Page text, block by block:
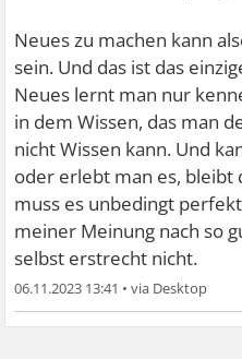
Neues zu machen kann
sein. Und das ist das
Neues lernt man nur
in dem Wissen, das man
nicht Wissen kann. Und
oder erlebt man es, bleibt
muss es unbedingt
meiner Meinung nach so
selbst erstrecht nicht.
06.11.2023 13:41 •